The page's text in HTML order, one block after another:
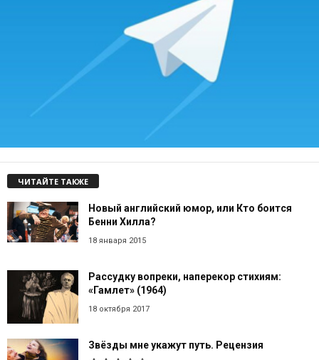
ЧИТАЙТЕ ТАКЖЕ
Новый английский юмор, или Кто боится
Бенни Хилла?
18 января 2015
Рассудку вопреки, наперекор стихиям:
«Гамлет» (1964)
18 октября 2017
Звёзды мне укажут путь. Рецензия